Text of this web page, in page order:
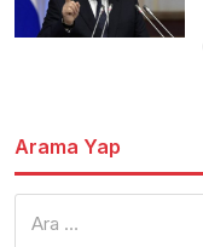
Arama Yap